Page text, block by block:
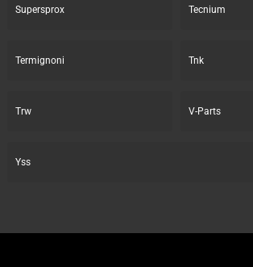
Supersprox Tecnium
Termignoni Tnk
Trw V-Parts
Yss